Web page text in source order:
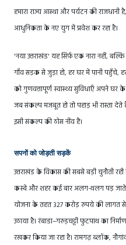
हमारा राज्य आस्था और पर्यटन की
आधुनिकता के नए युग में प्रवेश कर रहा है।
'नया उत्तराखंड' यह सिर्फ़ एक नारा नहीं,
गाँव सड़क से जुड़ा हो, हर घर में पानी पहुँचे,
को गुणवत्तापूर्ण स्वास्थ्य सुविधाएँ अपने घर
जब संकल्प मजबूत हो तो पहाड़ भी रास्ता
इसी संकल्प की ठोस नींव हैं।
सपनों को जोड़ती सड़कें
उत्तराखंड के विकास की सबसे बड़ी चुनौती
कस्बे और शहर कई बार अलग-थलग पड़ जाते
योजना के तहत 327 करोड़ रुपये की लागत
उठाया है। रंबाडा–गरुड़चट्टी फुटपाथ का
रखकर किया जा रहा है। रामगढ़ ब्लॉक,